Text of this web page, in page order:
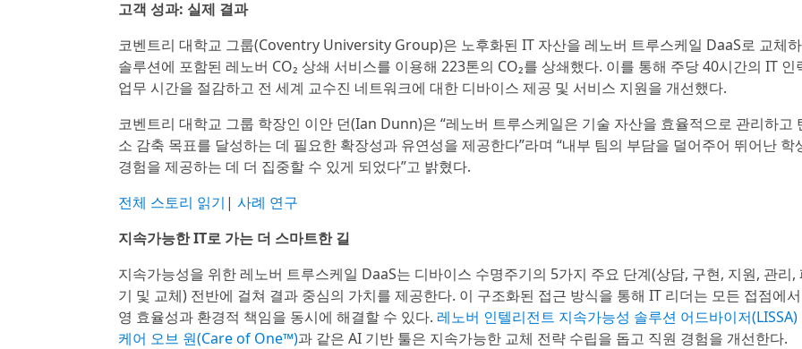
고객 성과: 실제 결과
코벤트리 대학교 그룹(Coventry University Group)은 노후화된 IT 자산을 레노버 트루스케일 DaaS로 교체
솔루션에 포함된 레노버 CO₂ 상쇄 서비스를 이용해 223톤의 CO₂를 상쇄했다. 이를 통해 주당 40시간의 IT 인
업무 시간을 절감하고 전 세계 교수진 네트워크에 대한 디바이스 제공 및 서비스 지원을 개선했다.
코벤트리 대학교 그룹 학장인 이안 던(Ian Dunn)은 “레노버 트루스케일은 기술 자산을 효율적으로 관리하고
소 감축 목표를 달성하는 데 필요한 확장성과 유연성을 제공한다”라며 “내부 팀의 부담을 덜어주어 뛰어난 학
경험을 제공하는 데 더 집중할 수 있게 되었다”고 밝혔다.
전체 스토리 읽기 | 사례 연구
지속가능한 IT로 가는 더 스마트한 길
지속가능성을 위한 레노버 트루스케일 DaaS는 디바이스 수명주기의 5가지 주요 단계(상담, 구현, 지원, 관리,
기 및 교체) 전반에 걸쳐 결과 중심의 가치를 제공한다. 이 구조화된 접근 방식을 통해 IT 리더는 모든 접점에
영 효율성과 환경적 책임을 동시에 해결할 수 있다. 레노버 인텔리전트 지속가능성 솔루션 어드바이저(LISSA)
케어 오브 원(Care of One™)과 같은 AI 기반 툴은 지속가능한 교체 전략 수립을 돕고 직원 경험을 개선한다.